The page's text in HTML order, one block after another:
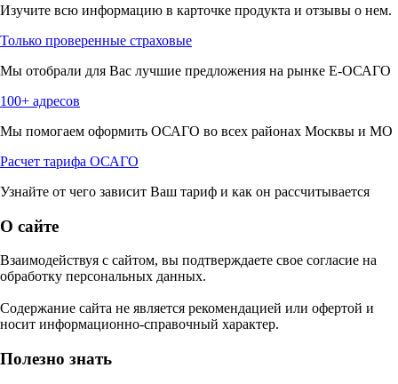
Изучите всю информацию в карточке продукта и отзывы о нем.
Только проверенные страховые
Мы отобрали для Вас лучшие предложения на рынке Е-ОСАГО
100+ адресов
Мы помогаем оформить ОСАГО во всех районах Москвы и МО
Расчет тарифа ОСАГО
Узнайте от чего зависит Ваш тариф и как он рассчитывается
О сайте
Взаимодействуя с сайтом, вы подтверждаете свое согласие на
обработку персональных данных.
Содержание сайта не является рекомендацией или офертой и
носит информационно-справочный характер.
Полезно знать